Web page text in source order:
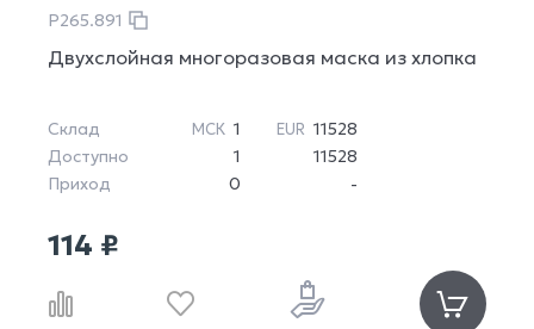
P265.891
Двухслойная многоразовая маска из хлопка
Склад МСК 1 EUR 11528
Доступно
1
11528
Приход
0 -
114 ₽